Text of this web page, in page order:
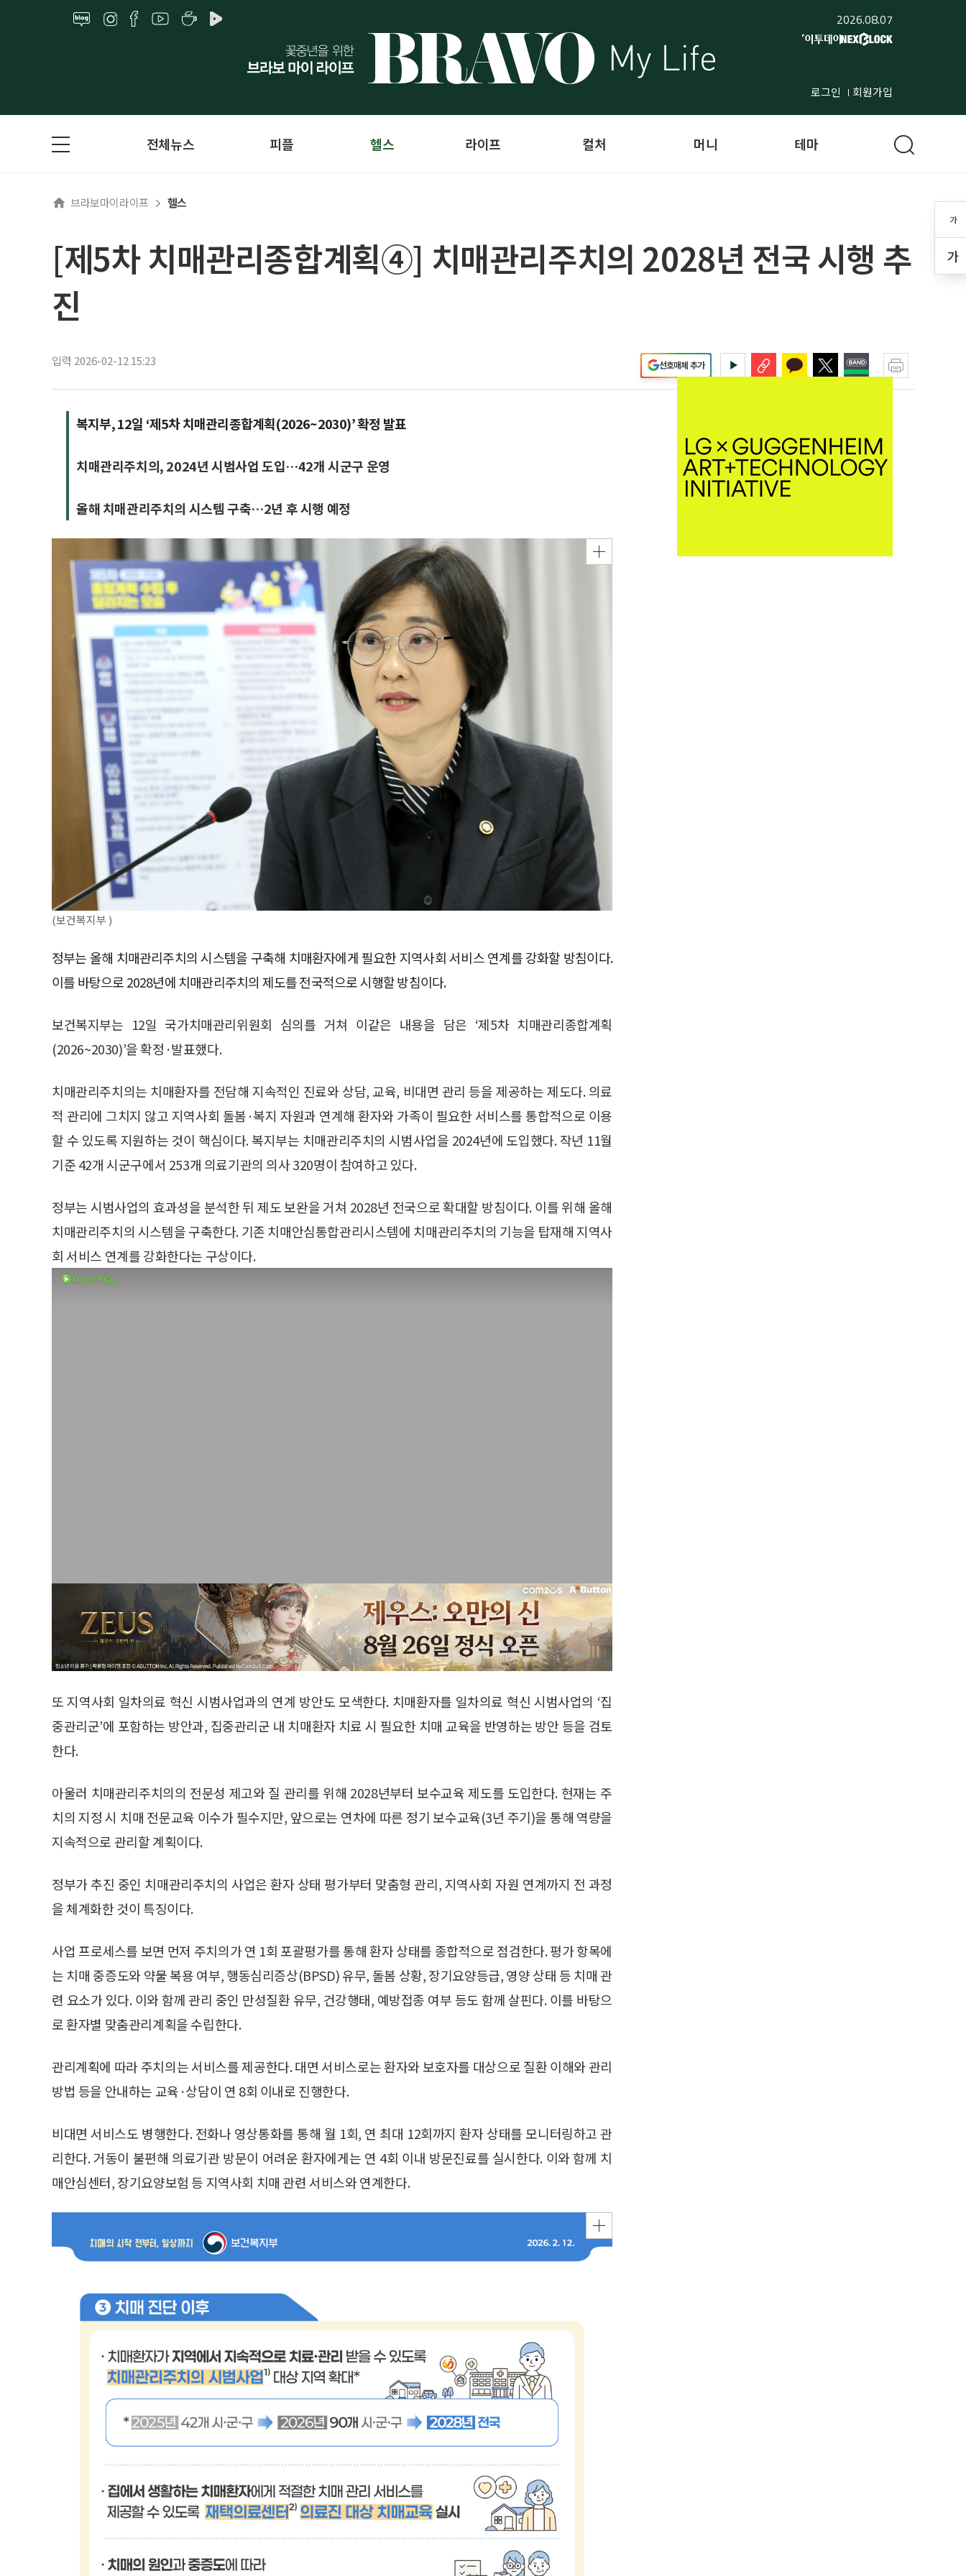
2026.08.07
로그인 회원가입
가
가
전체뉴스 피플 헬스 라이프 컬처 머니 테마
브라보마이라이프 헬스
[제5차 치매관리종합계획④] 치매관리주치의 2028년 전국 시행 추
진
입력 2026-02-12 15:23 선호매체 추가
복지부, 12일 ‘제5차 치매관리종합계획(2026~2030)’ 확정 발표
치매관리주치의, 2024년 시범사업 도입…42개 시군구 운영
올해 치매관리주치의 시스템 구축…2년 후 시행 예정
(보건복지부 )
정부는 올해 치매관리주치의 시스템을 구축해 치매환자에게 필요한 지역사회 서비스 연계를 강화할 방침이다.
이를 바탕으로 2028년에 치매관리주치의 제도를 전국적으로 시행할 방침이다.
보건복지부는 12일 국가치매관리위원회 심의를 거쳐 이같은 내용을 담은 ‘제5차 치매관리종합계획
(2026~2030)’을 확정·발표했다.
치매관리주치의는 치매환자를 전담해 지속적인 진료와 상담, 교육, 비대면 관리 등을 제공하는 제도다. 의료
적 관리에 그치지 않고 지역사회 돌봄·복지 자원과 연계해 환자와 가족이 필요한 서비스를 통합적으로 이용
할 수 있도록 지원하는 것이 핵심이다. 복지부는 치매관리주치의 시범사업을 2024년에 도입했다. 작년 11월
기준 42개 시군구에서 253개 의료기관의 의사 320명이 참여하고 있다.
정부는 시범사업의 효과성을 분석한 뒤 제도 보완을 거쳐 2028년 전국으로 확대할 방침이다. 이를 위해 올해
치매관리주치의 시스템을 구축한다. 기존 치매안심통합관리시스템에 치매관리주치의 기능을 탑재해 지역사
회 서비스 연계를 강화한다는 구상이다.
또 지역사회 일차의료 혁신 시범사업과의 연계 방안도 모색한다. 치매환자를 일차의료 혁신 시범사업의 ‘집
중관리군’에 포함하는 방안과, 집중관리군 내 치매환자 치료 시 필요한 치매 교육을 반영하는 방안 등을 검토
한다.
아울러 치매관리주치의의 전문성 제고와 질 관리를 위해 2028년부터 보수교육 제도를 도입한다. 현재는 주
치의 지정 시 치매 전문교육 이수가 필수지만, 앞으로는 연차에 따른 정기 보수교육(3년 주기)을 통해 역량을
지속적으로 관리할 계획이다.
정부가 추진 중인 치매관리주치의 사업은 환자 상태 평가부터 맞춤형 관리, 지역사회 자원 연계까지 전 과정
을 체계화한 것이 특징이다.
사업 프로세스를 보면 먼저 주치의가 연 1회 포괄평가를 통해 환자 상태를 종합적으로 점검한다. 평가 항목에
는 치매 중증도와 약물 복용 여부, 행동심리증상(BPSD) 유무, 돌봄 상황, 장기요양등급, 영양 상태 등 치매 관
련 요소가 있다. 이와 함께 관리 중인 만성질환 유무, 건강행태, 예방접종 여부 등도 함께 살핀다. 이를 바탕으
로 환자별 맞춤관리계획을 수립한다.
관리계획에 따라 주치의는 서비스를 제공한다. 대면 서비스로는 환자와 보호자를 대상으로 질환 이해와 관리
방법 등을 안내하는 교육·상담이 연 8회 이내로 진행한다.
비대면 서비스도 병행한다. 전화나 영상통화를 통해 월 1회, 연 최대 12회까지 환자 상태를 모니터링하고 관
리한다. 거동이 불편해 의료기관 방문이 어려운 환자에게는 연 4회 이내 방문진료를 실시한다. 이와 함께 치
매안심센터, 장기요양보험 등 지역사회 치매 관련 서비스와 연계한다.